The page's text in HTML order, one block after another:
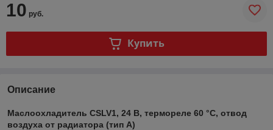
10 руб.
Купить
Описание
Маслоохладитель CSLV1, 24 В, термореле 60 °С, отвод
воздуха от радиатора (тип А)